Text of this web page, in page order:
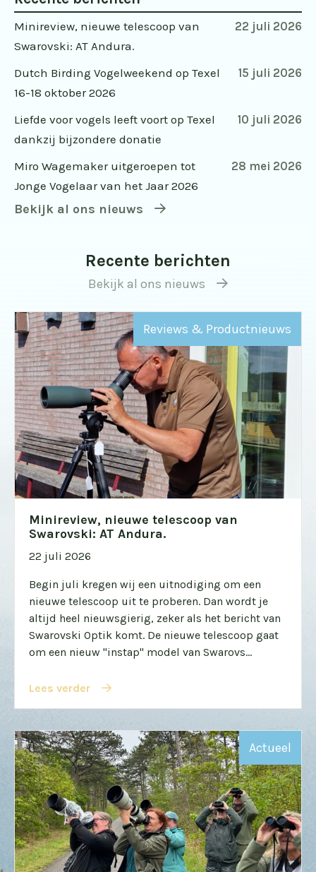
Minireview, nieuwe telescoop van
Swarovski: AT Andura.
22 juli 2026
Dutch Birding Vogelweekend op Texel
16-18 oktober 2026
15 juli 2026
Liefde voor vogels leeft voort op Texel
dankzij bijzondere donatie
10 juli 2026
Miro Wagemaker uitgeroepen tot
Jonge Vogelaar van het Jaar 2026
28 mei 2026
Bekijk al ons nieuws
Recente berichten
Bekijk al ons nieuws
Reviews & Productnieuws
Minireview, nieuwe telescoop van
Swarovski: AT Andura.
22 juli 2026
Begin juli kregen wij een uitnodiging om een
nieuwe telescoop uit te proberen. Dan wordt je
altijd heel nieuwsgierig, zeker als het bericht van
Swarovski Optik komt. De nieuwe telescoop gaat
om een nieuw "instap" model van Swarovs...
Lees verder
Actueel